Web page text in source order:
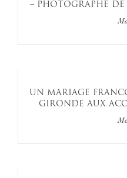
– PHOTOGRAPHE
UN MARIAGE
GIRONDE AUX